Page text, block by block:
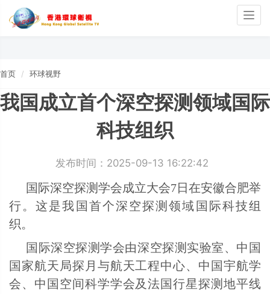
首页 环球视野
我国成立首个深空探测领域国际
科技组织
发布时间：2025-09-13 16:22:42
国际深空探测学会成立大会7日在安徽合肥举
行。这是我国首个深空探测领域国际科技组
织。
国际深空探测学会由深空探测实验室、中国
国家航天局探月与航天工程中心、中国宇航学
会、中国空间科学学会及法国行星探测地平线